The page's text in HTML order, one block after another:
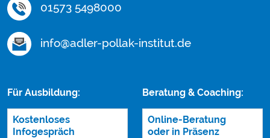
01573 5498000
info@adler-pollak-institut.de
Für Ausbildung:
Kostenloses
Infogespräch
Beratung & Coaching:
Online-Beratung
oder in Präsenz